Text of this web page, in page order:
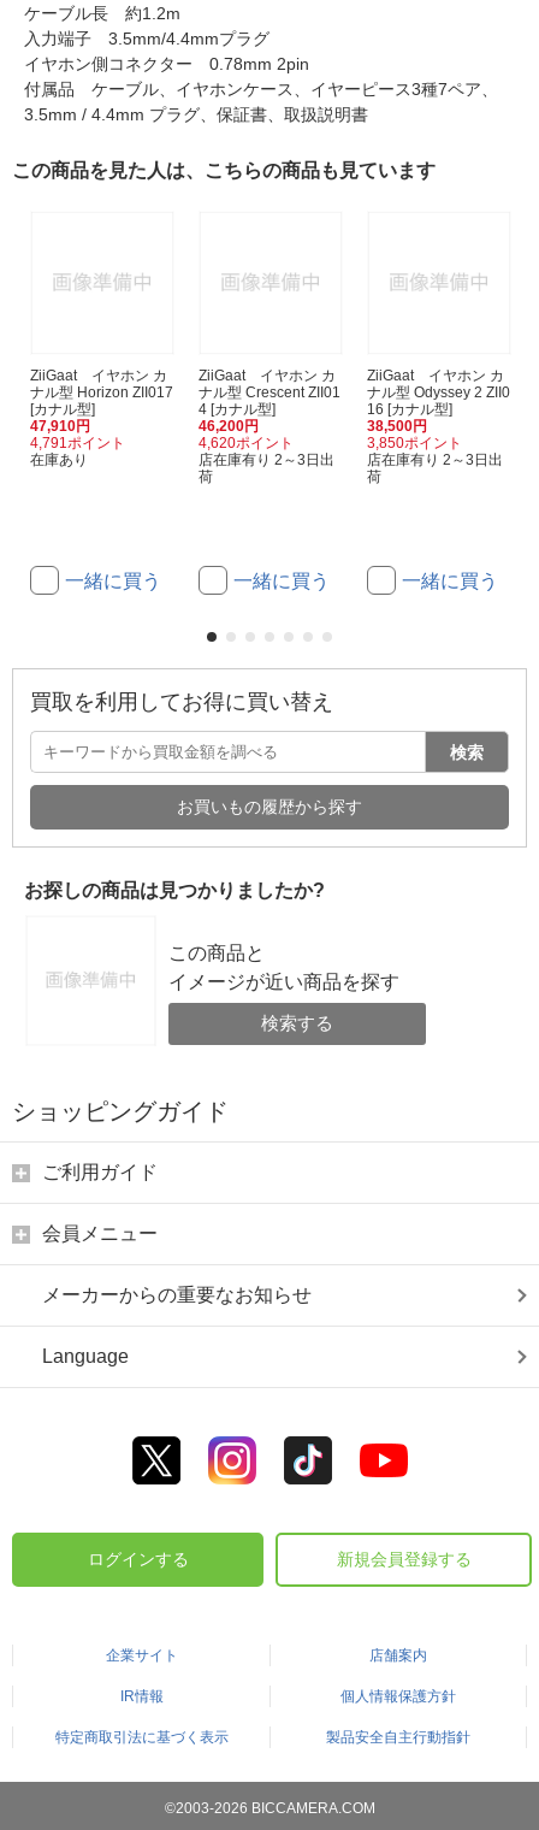
ケーブル長 約1.2m
入力端子 3.5mm/4.4mmプラグ
イヤホン側コネクター 0.78mm 2pin
付属品 ケーブル、イヤホンケース、イヤーピース3種7ペア、
3.5mm / 4.4mm プラグ、保証書、取扱説明書
この商品を見た人は、こちらの商品も見ています
ZiiGaat イヤホン カ
ナル型 Horizon ZII017
[カナル型]
47,910円
4,791ポイント
在庫あり
一緒に買う
ZiiGaat イヤホン カ
ナル型 Crescent ZII01
4 [カナル型]
46,200円
4,620ポイント
店在庫有り 2～3日出
荷
一緒に買う
ZiiGaat イヤホン カ
ナル型 Odyssey 2 ZII0
16 [カナル型]
38,500円
3,850ポイント
店在庫有り 2～3日出
荷
一緒に買う
買取を利用してお得に買い替え
検索
お買いもの履歴から探す
お探しの商品は見つかりましたか?
この商品と
イメージが近い商品を探す
検索する
ショッピングガイド
ご利用ガイド
会員メニュー
メーカーからの重要なお知らせ
Language
ログインする 新規会員登録する
企業サイト 店舗案内
IR情報 個人情報保護方針
特定商取引法に基づく表示 製品安全自主行動指針
©2003-2026 BICCAMERA.COM